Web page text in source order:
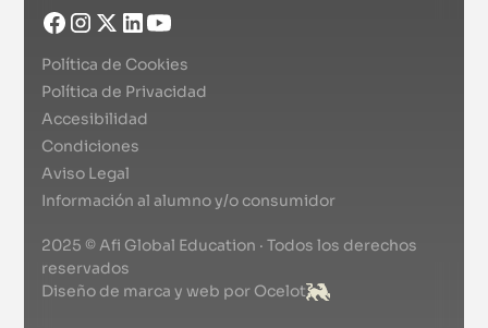
Política de Cookies
Política de Privacidad
Accesibilidad
Condiciones
Aviso Legal
Información al alumno y/o consumidor
2025 © Afi Global Education · Todos los derechos
reservados
Diseño de marca y web por Ocelot